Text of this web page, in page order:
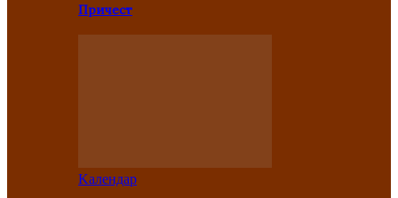
Причест
Kалендар